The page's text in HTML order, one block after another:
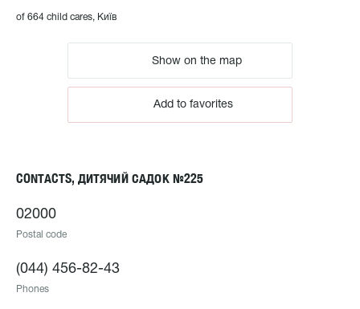
of 664 child cares, Київ
Show on the map
Add to favorites
CONTACTS, ДИТЯЧИЙ САДОК №225
02000
Postal code
(044) 456-82-43
Phones